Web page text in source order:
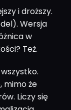
i droższy.
Wersja
w
Też.
mimo że
Liczy się